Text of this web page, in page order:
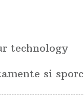
technology
si